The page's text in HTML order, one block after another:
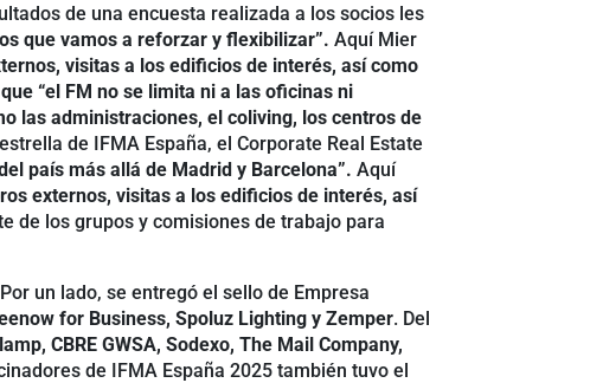
de una encuesta realizada a los socios les
que vamos a reforzar y flexibilizar”.Aquí Mier
visitas a los edificios de interés, así como
“el FM no se limita ni a las oficinas ni
las administraciones, el coliving, los centros de
de IFMA España, el Corporate Real Estate
país más allá de Madrid y Barcelona”.Aquí
externos, visitas a los edificios de interés, así
de los grupos y comisiones de trabajo para
un lado, se entregó el sello de Empresa
for Business, Spoluz Lighting y Zemper. Del
CBRE GWSA, Sodexo, The Mail Company,
de IFMA España 2025 también tuvo el